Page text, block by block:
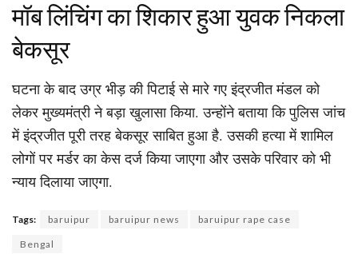
मॉब लिंचिंग का शिकार हुआ युवक निकला
बेकसूर
घटना के बाद उग्र भीड़ की पिटाई से मारे गए इंद्रजीत मंडल को
लेकर मुख्यमंत्री ने बड़ा खुलासा किया. उन्होंने बताया कि पुलिस जांच
में इंद्रजीत पूरी तरह बेकसूर साबित हुआ है. उसकी हत्या में शामिल
लोगों पर मर्डर का केस दर्ज किया जाएगा और उसके परिवार को भी
न्याय दिलाया जाएगा.
Tags: baruipur baruipur news baruipur rape case
Bengal